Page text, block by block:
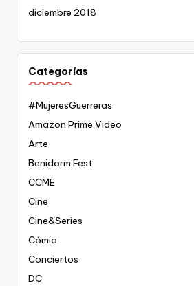
diciembre 2018
Categorías
#MujeresGuerreras
Amazon Prime Video
Arte
Benidorm Fest
CCME
Cine
Cine&Series
Cómic
Conciertos
DC